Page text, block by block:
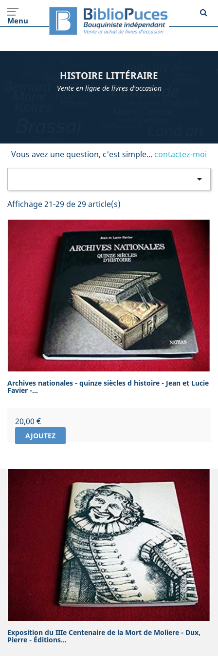
Menu
HISTOIRE LITTÉRAIRE
Vente en ligne de livres d'occasion
Vous avez une question, c'est simple... contactez-moi

Affichage 21-29 de 29 article(s)
Archives nationales - quinze siècles d histoire - Jean et Lucie
Favier -...
Prix
20,00 €
AJOUTEZ
Exposition du IIIe Centenaire de la Mort de Moliere - Dux,
Pierre - Éditions...